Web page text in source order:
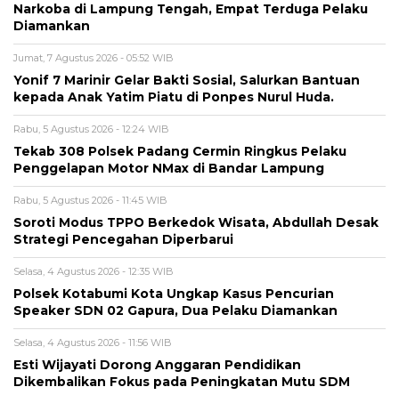
Narkoba di Lampung Tengah, Empat Terduga Pelaku
Diamankan
Jumat, 7 Agustus 2026 - 05:52 WIB
Yonif 7 Marinir Gelar Bakti Sosial, Salurkan Bantuan
kepada Anak Yatim Piatu di Ponpes Nurul Huda.
Rabu, 5 Agustus 2026 - 12:24 WIB
Tekab 308 Polsek Padang Cermin Ringkus Pelaku
Penggelapan Motor NMax di Bandar Lampung
Rabu, 5 Agustus 2026 - 11:45 WIB
Soroti Modus TPPO Berkedok Wisata, Abdullah Desak
Strategi Pencegahan Diperbarui
Selasa, 4 Agustus 2026 - 12:35 WIB
Polsek Kotabumi Kota Ungkap Kasus Pencurian
Speaker SDN 02 Gapura, Dua Pelaku Diamankan
Selasa, 4 Agustus 2026 - 11:56 WIB
Esti Wijayati Dorong Anggaran Pendidikan
Dikembalikan Fokus pada Peningkatan Mutu SDM